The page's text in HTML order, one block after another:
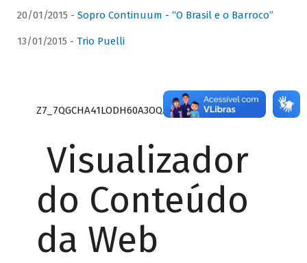
20/01/2015 - Sopro Continuum - “O Brasil e o Barroco”
13/01/2015 - Trio Puelli
Z7_7QGCHA41LODH60A3OQA8RN1415
Visualizador
do Conteúdo
da Web